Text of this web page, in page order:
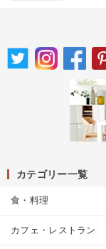
カテゴリー一覧
食・料理
カフェ・レストラン